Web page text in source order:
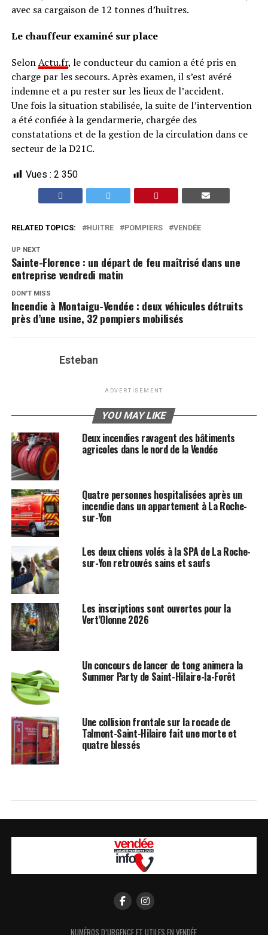
avec sa cargaison de 12 tonnes d’huîtres.
Le chauffeur examiné sur place
SelonActu.fr, le conducteur du camion a été pris en
charge par les secours. Après examen, il s’est avéré
indemne et a pu rester sur les lieux de l’accident.
Une fois la situation stabilisée, la suite de l’intervention
a été confiée à la gendarmerie, chargée des
constatations et de la gestion de la circulation dans ce
secteur de la D21C.
Vues : 2 350
RELATED TOPICS: HUITRE POMPIERS VENDÉE
UP NEXT
Sainte-Florence : un départ de feu maîtrisé dans une
entreprise vendredi matin
DON'T MISS
Incendie à Montaigu-Vendée : deux véhicules détruits
près d’une usine, 32 pompiers mobilisés
Esteban
ADVERTISEMENT
YOU MAY LIKE
Deux incendies ravagent des bâtiments
agricoles dans le nord de la Vendée
Quatre personnes hospitalisées après un
incendie dans un appartement à La Roche-
sur-Yon
Les deux chiens volés à la SPA de La Roche-
sur-Yon retrouvés sains et saufs
Les inscriptions sont ouvertes pour la
Vert’Olonne 2026
Un concours de lancer de tong animera la
Summer Party de Saint-Hilaire-la-Forêt
Une collision frontale sur la rocade de
Talmont-Saint-Hilaire fait une morte et
quatre blessés
NUMÉROS D’URGENCE ET UTILES EN VENDÉE